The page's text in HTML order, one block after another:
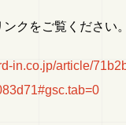
クをご覧ください。
in.co.jp/article/